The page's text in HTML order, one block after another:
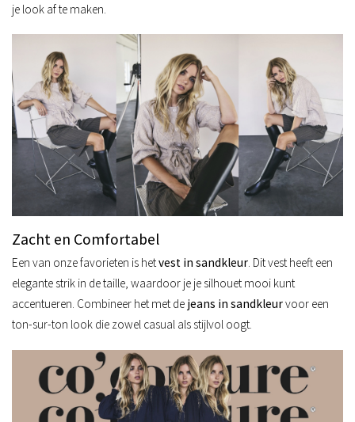
je look af te maken.
Zacht en Comfortabel
Een van onze favorieten is hetvest in sandkleur. Dit vest heeft een
elegante strik in de taille, waardoor je je silhouet mooi kunt
accentueren. Combineer het met de jeans in sandkleurvoor een
ton-sur-ton look die zowel casual als stijlvol oogt.